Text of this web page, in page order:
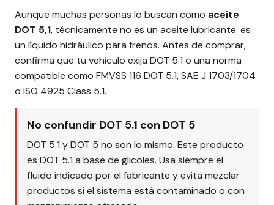
Aunque muchas personas lo buscan como aceite
DOT 5,1, técnicamente no es un aceite lubricante: es
un líquido hidráulico para frenos. Antes de comprar,
confirma que tu vehículo exija DOT 5.1 o una norma
compatible como FMVSS 116 DOT 5.1, SAE J 1703/1704
o ISO 4925 Class 5.1.
No confundir DOT 5.1 con DOT 5
DOT 5.1 y DOT 5 no son lo mismo. Este producto
es DOT 5.1 a base de glicoles. Usa siempre el
fluido indicado por el fabricante y evita mezclar
productos si el sistema está contaminado o con